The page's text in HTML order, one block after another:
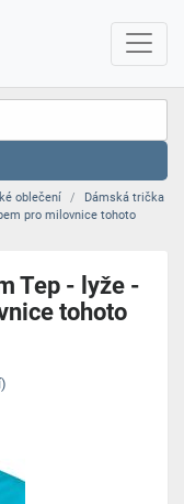
oblečení
Dámská trička
pro milovnice tohoto
Tep - lyže -
tohoto